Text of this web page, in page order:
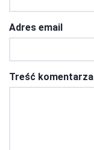
Adres email
Treść komentarza